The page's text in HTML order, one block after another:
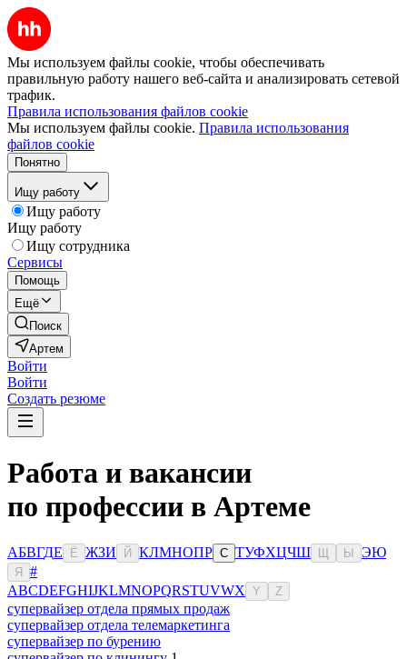
Мы используем файлы cookie, чтобы обеспечивать
правильную работу нашего веб-сайта и анализировать сетевой
трафик.
Правила использования файлов cookie
Мы используем файлы cookie. Правила использования
файлов cookie
Понятно
Ищу работу
Ищу работу
Ищу работу
Ищу сотрудника
Сервисы
Помощь
Ещё
Поиск
Артем
Войти
Войти
Создать резюме
Работа и вакансии
по профессии в Артеме
АБВГДЕ Ё ЖЗИ Й КЛМНОПР С ТУФХЦЧШ Ы ЭЮ
Я
#
ABCDEFGHIJKLMNOPQRSTUVWX Y Z
супервайзер отдела прямых продаж
супервайзер отдела телемаркетинга
супервайзер по бурению